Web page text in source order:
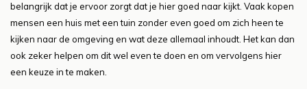
belangrijk dat je ervoor zorgt dat je hier goed naar kijkt. Vaak kopen
mensen een huis met een tuin zonder even goed om zich heen te
kijken naar de omgeving en wat deze allemaal inhoudt. Het kan dan
ook zeker helpen om dit wel even te doen en om vervolgens hier
een keuze in te maken.